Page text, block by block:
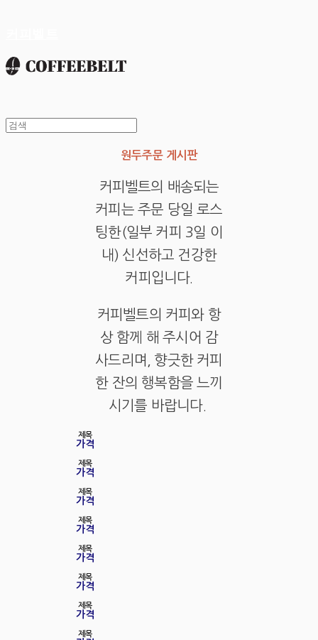
원두주문 게시판
커피벨트의 배송되는
커피는 주문 당일 로스
팅한(일부 커피 3일 이
내) 신선하고 건강한
커피입니다.
커피벨트의 커피와 항
상 함께 해 주시어 감
사드리며, 향긋한 커피
한 잔의 행복함을 느끼
시기를 바랍니다.
제목
가격
제목
가격
제목
가격
제목
가격
제목
가격
제목
가격
제목
가격
제목